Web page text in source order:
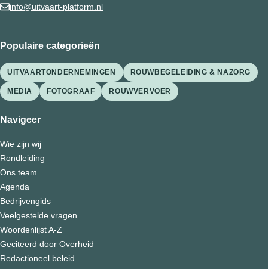
info@uitvaart-platform.nl
Populaire categorieën
UITVAARTONDERNEMINGEN ROUWBEGELEIDING & NAZORG
MEDIA FOTOGRAAF ROUWVERVOER
Navigeer
Wie zijn wij
Rondleiding
Ons team
Agenda
Bedrijvengids
Veelgestelde vragen
Woordenlijst A-Z
Geciteerd door Overheid
Redactioneel beleid